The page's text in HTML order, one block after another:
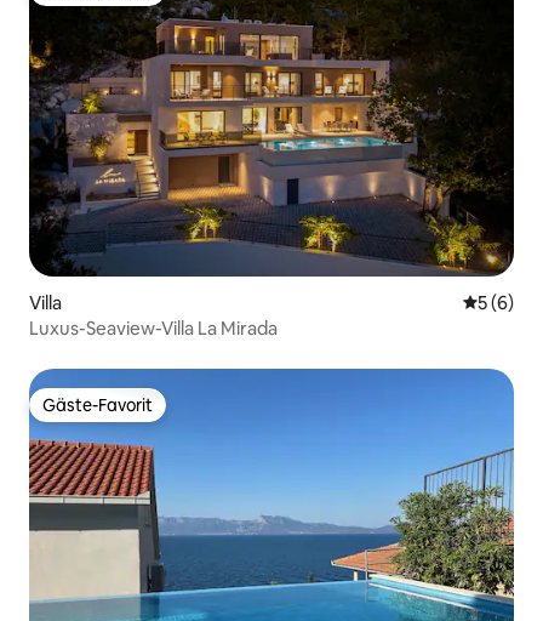
Villa
5 (6)
Luxus-Seaview-Villa La Mirada
Gäste-Favorit
Gäste-Favorit